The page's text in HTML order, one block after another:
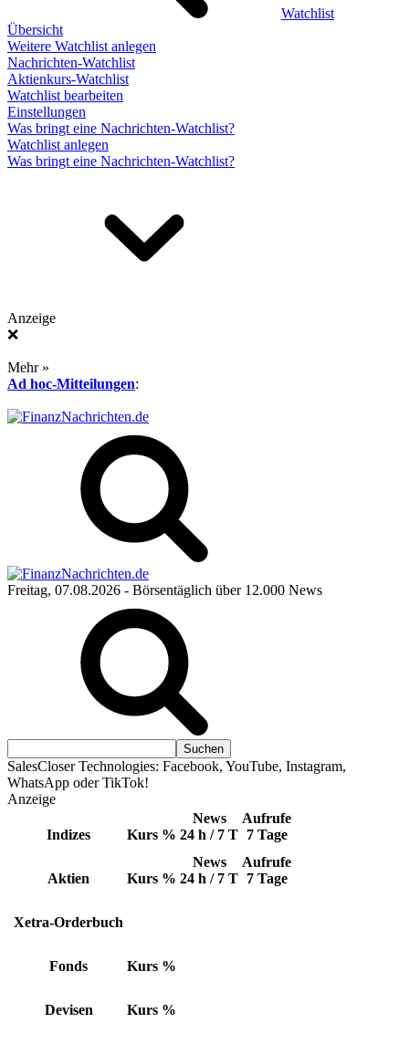
Watchlist
Übersicht
Weitere Watchlist anlegen
Nachrichten-Watchlist
Aktienkurs-Watchlist
Watchlist bearbeiten
Einstellungen
Was bringt eine Nachrichten-Watchlist?
Watchlist anlegen
Was bringt eine Nachrichten-Watchlist?
Anzeige
❌
Mehr »
Ad hoc-Mitteilungen:
Freitag, 07.08.2026 - Börsentäglich über 12.000 News
SalesCloser Technologies: Facebook, YouTube, Instagram,
WhatsApp oder TikTok!
Anzeige
Indizes Kurs %
News
24 h / 7 T
Aufrufe
7 Tage
Aktien Kurs %
News
24 h / 7 T
Aufrufe
7 Tage
Xetra-Orderbuch
Fonds Kurs %
Devisen Kurs %